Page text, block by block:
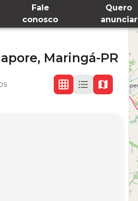
Fale
conosco
Quero
anunciar
Maringá-PR